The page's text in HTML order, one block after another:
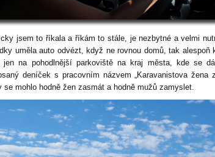
jsem to říkala a říkám to stále, je nezbytné a velmi
uměla auto odvézt, když ne rovnou domů, tak alespoň
jen na pohodlnější parkoviště na kraj města, kde se
deníček s pracovním názvem „Karavanistova žena
se mohlo hodně žen zasmát a hodně mužů zamyslet.